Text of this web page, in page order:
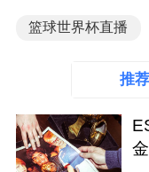
篮球世界杯直播
推荐